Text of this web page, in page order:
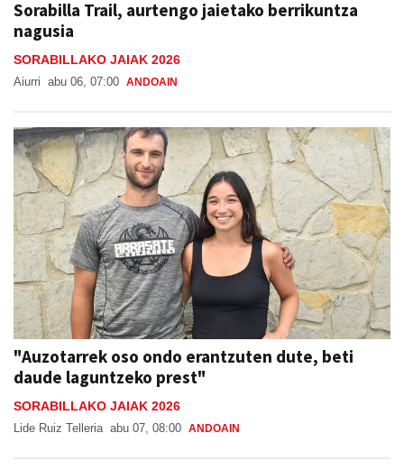
Sorabilla Trail, aurtengo jaietako berrikuntza
nagusia
SORABILLAKO JAIAK 2026
Aiurri abu 06, 07:00 ANDOAIN
"Auzotarrek oso ondo erantzuten dute, beti
daude laguntzeko prest"
SORABILLAKO JAIAK 2026
Lide Ruiz Telleria abu 07, 08:00 ANDOAIN